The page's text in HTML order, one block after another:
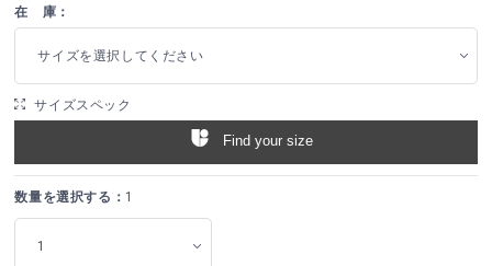
在 庫：
サイズを選択してください
サイズスペック
Find your size
数量を選択する： 1